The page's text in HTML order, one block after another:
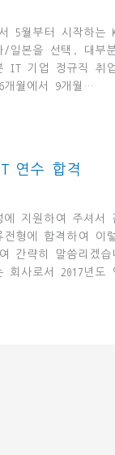
5월부터 시작하는
/일본을 선택. 대부
IT 기업 정규직 취
월에서 9개월…
연수 합격
에 지원하여 주셔서
형에 합격하여 이
간략히 말씀리겠
회사로서 2017년도